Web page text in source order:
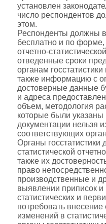
установлен
число респондентов
этом.
Респонденты должны
бесплатно и по форме,
отчетно-
отведенные сроки
органам
также информацию с
достоверные данные
и адреса
объем, методология
которые были указаны
документации нельзя
соответствующих
Органы госстатистики
статистической
также их
право
производственные и
выявлении приписок
статистических и
потребовать
изменений в